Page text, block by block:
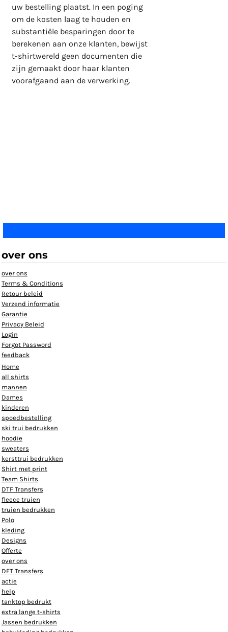
uw bestelling plaatst. In een poging
om de kosten laag te houden en
substantiële besparingen door te
berekenen aan onze klanten, bewijst
t-shirtwereld geen documenten die
zijn gemaakt door haar klanten
voorafgaand aan de verwerking.
over ons
over ons
Terms & Conditions
Retour beleid
Verzend informatie
Garantie
Privacy Beleid
Login
Forgot Password
feedback
Home
all shirts
mannen
Dames
kinderen
spoedbestelling
ski trui bedrukken
hoodie
sweaters
kersttrui bedrukken
Shirt met print
Team Shirts
DTF Transfers
fleece truien
truien bedrukken
Polo
kleding
Designs
Offerte
over ons
DFT Transfers
actie
help
tanktop bedrukt
extra lange t-shirts
Jassen bedrukken